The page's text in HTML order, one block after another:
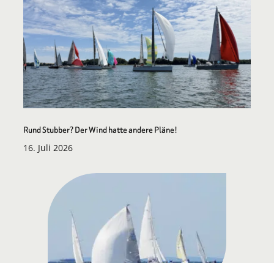
Rund Stubber? Der Wind hatte andere Pläne!
16. Juli 2026